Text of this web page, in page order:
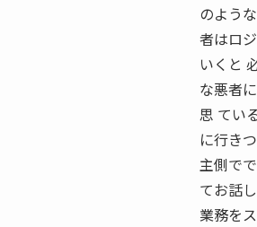
のよう
者はロ
いくと
な悪者
思 てい
に行き
主側で
てお話
業務を